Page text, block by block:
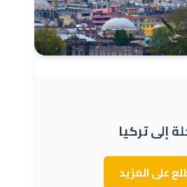
إلى تركيا
على المزيد